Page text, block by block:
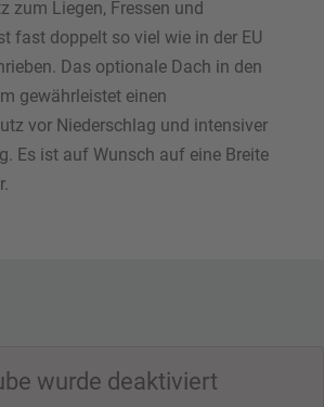
zum Liegen, Fressen und
fast doppelt so viel wie in der EU
Das optionale Dach in den
gewährleistet einen
vor Niederschlag und intensiver
Es ist auf Wunsch auf eine Breite
wurde deaktiviert